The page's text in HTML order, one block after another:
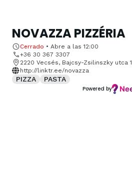
NOVAZZA PIZZÉRIA
Cerrado • Abre a las 12:00
+36 30 367 3307
2220 Vecsés, Bajcsy-Zsilinszky utca 1
http://linktr.ee/novazza
PIZZA PASTA
Powered by